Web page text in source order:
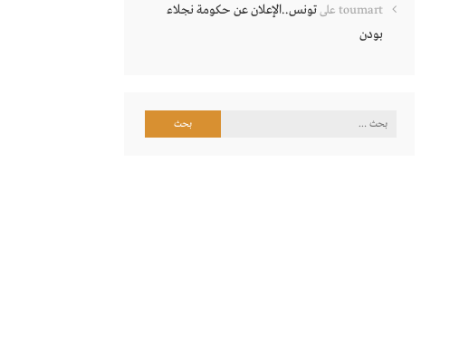
toumart علىتونس..الإعلان عن حكومة نجلاء
بودن
البحث